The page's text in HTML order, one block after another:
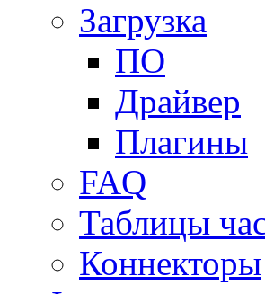
Загрузка
ПО
Драйвер
Плагины
FAQ
Таблицы
Коннекторы